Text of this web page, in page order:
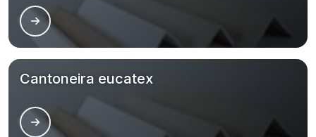
Cantoneira eucatex